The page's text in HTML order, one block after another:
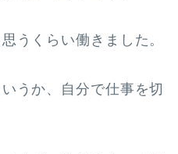
うくらい働きました。
うか、自分で仕事を切